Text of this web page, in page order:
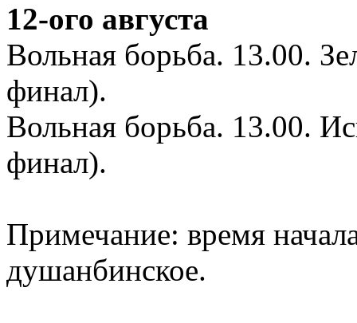
12-ого августа
Вольная борьба. 13.00.
финал).
Вольная борьба. 13.00.
финал).
Примечание: время
душанбинское.